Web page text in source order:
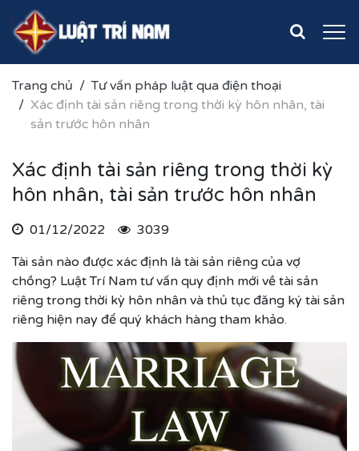
Trang chủ
Tư vấn pháp luật qua điện thoại
Xác định tài sản riêng trong thời kỳ hôn nhân, tài
sản trước hôn nhân
Xác định tài sản riêng trong thời kỳ
hôn nhân, tài sản trước hôn nhân
01/12/2022
3039
Tài sản nào được xác định là tài sản riêng của vợ
chồng? Luật Trí Nam tư vấn quy định mới về tài sản
riêng trong thời kỳ hôn nhân và thủ tục đăng ký tài sản
riêng hiện nay để quý khách hàng tham khảo.